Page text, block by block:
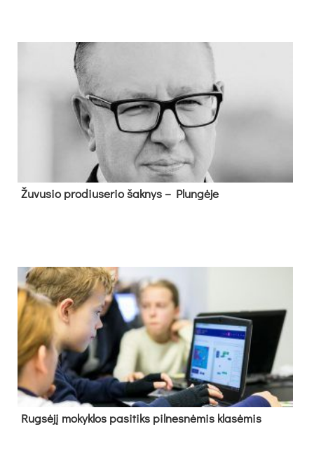
Žu­vu­sio pro­diu­se­rio šak­nys – Plun­gė­je
Rug­sė­jį mo­kyk­los pa­si­tiks pil­nes­nė­mis kla­sė­mis